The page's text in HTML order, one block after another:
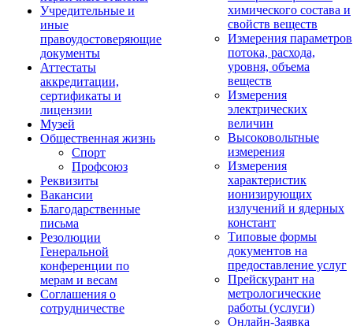
Учредительные и
иные
правоудостоверяющие
документы
Аттестаты
аккредитации,
сертификаты и
лицензии
Музей
Общественная жизнь
Спорт
Профсоюз
Реквизиты
Вакансии
Благодарственные
письма
Резолюции
Генеральной
конференции по
мерам и весам
Соглашения о
сотрудничестве
химического состава и
свойств веществ
Измерения параметров
потока, расхода,
уровня, объема
веществ
Измерения
электрических
величин
Высоковольтные
измерения
Измерения
характеристик
ионизирующих
излучений и ядерных
констант
Типовые формы
документов на
предоставление услуг
Прейскурант на
метрологические
работы (услуги)
Онлайн-Заявка